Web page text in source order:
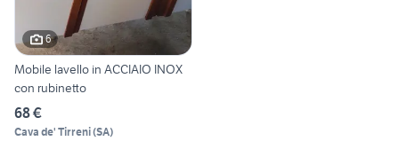
6
Mobile lavello in ACCIAIO INOX
con rubinetto
68 €
Cava de' Tirreni(SA)